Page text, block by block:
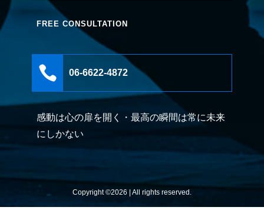
FREE CONSULTATION
 06-6622-4872
感動は心の扉を開く・最高の瞬間は常に未来
にしかない
Copyright ©2026 | All rights reserved.